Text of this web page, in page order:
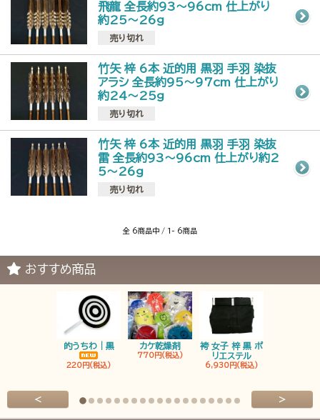
飛龍 全長約93～96cm 仕上がり
約25～26g
売り切れ
竹矢 梓 6本 近的用 黒羽 手羽 染抜
アラシ 全長約95～97cm 仕上がり
約24～25g
売り切れ
竹矢 梓 6本 近的用 黒羽 手羽 染抜
雷 全長約93～96cm 仕上がり約2
5～26g
売り切れ
全 6商品中 / 1- 6商品
おすすめ商品
的うちわ｜黒
220円(税込)
カケ乾燥剤
770円(税込)
袴 女子 梓 黒 ポ
リエステル
6,930円(税込)
< >